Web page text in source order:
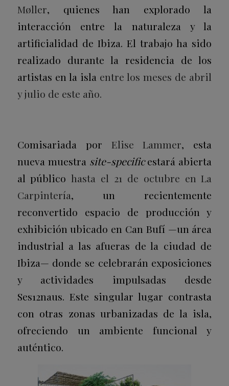
Møller, quienes han explorado la
interacción entre la naturaleza y la
artificialidad de Ibiza. El trabajo ha sido
realizado durante la residencia de los
artistas en la isla entre los meses de abril
y julio de este año.
Comisariada por Elise Lammer, esta
nueva muestra site-specificestará abierta
al público hasta el 21 de octubre en La
Carpintería, un recientemente
reconvertido espacio de producción y
exhibición ubicado en Can Bufí —un área
industrial a las afueras de la ciudad de
Ibiza— donde se celebrarán exposiciones
y actividades impulsadas desde
Ses12naus. Este singular lugar contrasta
con otras zonas urbanizadas de la isla,
ofreciendo un ambiente funcional y
auténtico.